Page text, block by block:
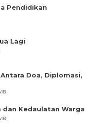
Pendidikan
Lagi
Doa, Diplomasi,
Kedaulatan Warga